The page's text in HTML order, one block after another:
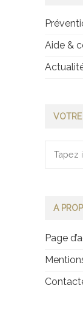
Aide &
VOTRE
A
Page